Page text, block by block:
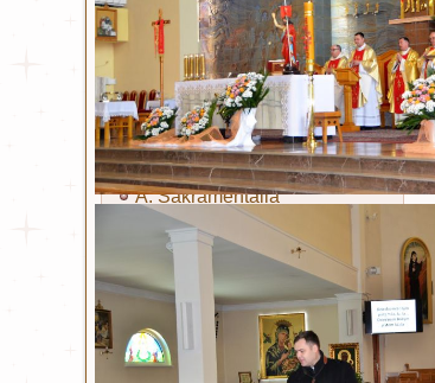
Eucharystia
Bierzmowanie
Kapłaństwo
Małżeństwo
Namaszczenie chorych
Pokuta
A. Sakramentalia
B. Sakramentalia